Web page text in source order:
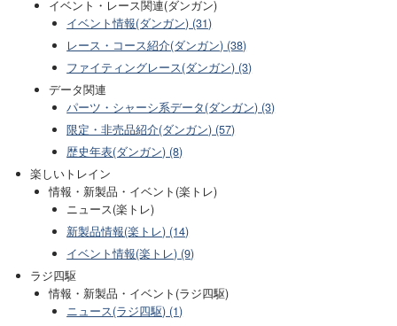
イベント・レース関連(ダンガン)
イベント情報(ダンガン) (31)
レース・コース紹介(ダンガン) (38)
ファイティングレース(ダンガン) (3)
データ関連
パーツ・シャーシ系データ(ダンガン) (3)
限定・非売品紹介(ダンガン) (57)
歴史年表(ダンガン) (8)
楽しいトレイン
情報・新製品・イベント(楽トレ)
ニュース(楽トレ)
新製品情報(楽トレ) (14)
イベント情報(楽トレ) (9)
ラジ四駆
情報・新製品・イベント(ラジ四駆)
ニュース(ラジ四駆) (1)